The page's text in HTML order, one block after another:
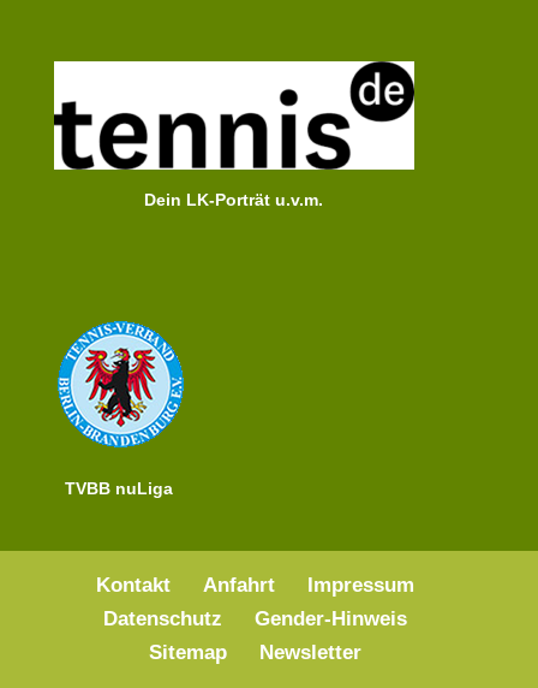
Dein LK-Porträt u.v.m.
TVBB nuLiga
Kontakt Anfahrt
Impressum
Datenschutz
Gender-Hinweis
Sitemap
Newsletter